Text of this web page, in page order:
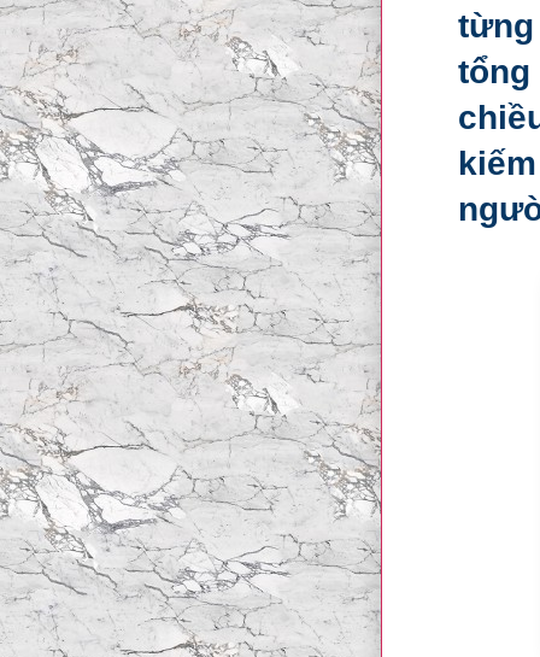
từng
tổng